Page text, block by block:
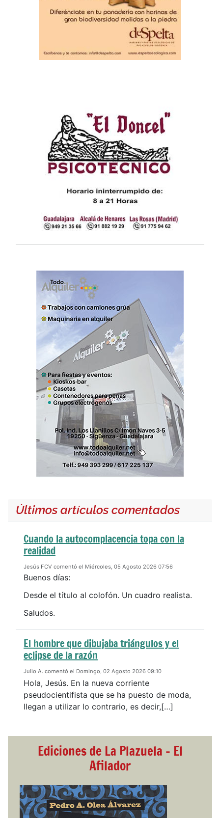
Últimos artículos comentados
Cuando la autocomplacencia topa con la
realidad
Jesús FCV comentó el Miércoles, 05 Agosto 2026 07:56
Buenos días:
Desde el título al colofón. Un cuadro realista.
Saludos.
El hombre que dibujaba triángulos y el
eclipse de la razón
Julio A. comentó el Domingo, 02 Agosto 2026 09:10
Hola, Jesús. En la nueva corriente
pseudocientifista que se ha puesto de moda,
llegan a utilizar lo contrario, es decir,[…]
Ediciones de La Plazuela - El
Afilador